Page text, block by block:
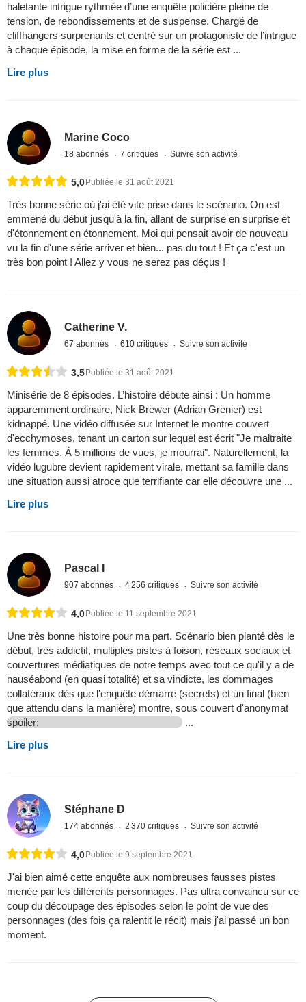
haletante intrigue rythmée d’une enquête policière pleine de
tension, de rebondissements et de suspense. Chargé de
cliffhangers surprenants et centré sur un protagoniste de l’intrigue
à chaque épisode, la mise en forme de la série est ...
Lire plus
Marine Coco
18 abonnés 7 critiques Suivre son activité
5,0 Publiée le 31 août 2021
Très bonne série où j'ai été vite prise dans le scénario. On est
emmené du début jusqu'à la fin, allant de surprise en surprise et
d'étonnement en étonnement. Moi qui pensait avoir de nouveau
vu la fin d'une série arriver et bien... pas du tout ! Et ça c'est un
très bon point ! Allez y vous ne serez pas déçus !
Catherine V.
67 abonnés 610 critiques Suivre son activité
3,5Publiée le 31 août 2021
Minisérie de 8 épisodes. L’histoire débute ainsi : Un homme
apparemment ordinaire, Nick Brewer (Adrian Grenier) est
kidnappé. Une vidéo diffusée sur Internet le montre couvert
d'ecchymoses, tenant un carton sur lequel est écrit "Je maltraite
les femmes. À 5 millions de vues, je mourrai". Naturellement, la
vidéo lugubre devient rapidement virale, mettant sa famille dans
une situation aussi atroce que terrifiante car elle découvre une ...
Lire plus
Pascal I
907 abonnés 4 256 critiques Suivre son activité
4,0Publiée le 11 septembre 2021
Une très bonne histoire pour ma part. Scénario bien planté dès le
début, très addictif, multiples pistes à foison, réseaux sociaux et
couvertures médiatiques de notre temps avec tout ce qu'il y a de
nauséabond (en quasi totalité) et sa vindicte, les dommages
collatéraux dès que l'enquête démarre (secrets) et un final (bien
que attendu dans la manière) montre, sous couvert d'anonymat
spoiler:
...
Lire plus
Stéphane D
174 abonnés 2 370 critiques Suivre son activité
4,0 Publiée le 9 septembre 2021
J'ai bien aimé cette enquête aux nombreuses fausses pistes
menée par les différents personnages. Pas ultra convaincu sur ce
coup du découpage des épisodes selon le point de vue des
personnages (des fois ça ralentit le récit) mais j'ai passé un bon
moment.